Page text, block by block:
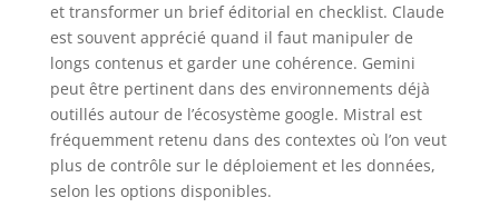
et transformer un brief éditorial en checklist. Claude
est souvent apprécié quand il faut manipuler de
longs contenus et garder une cohérence. Gemini
peut être pertinent dans des environnements déjà
outillés autour de l’écosystème google. Mistral est
fréquemment retenu dans des contextes où l’on veut
plus de contrôle sur le déploiement et les données,
selon les options disponibles.